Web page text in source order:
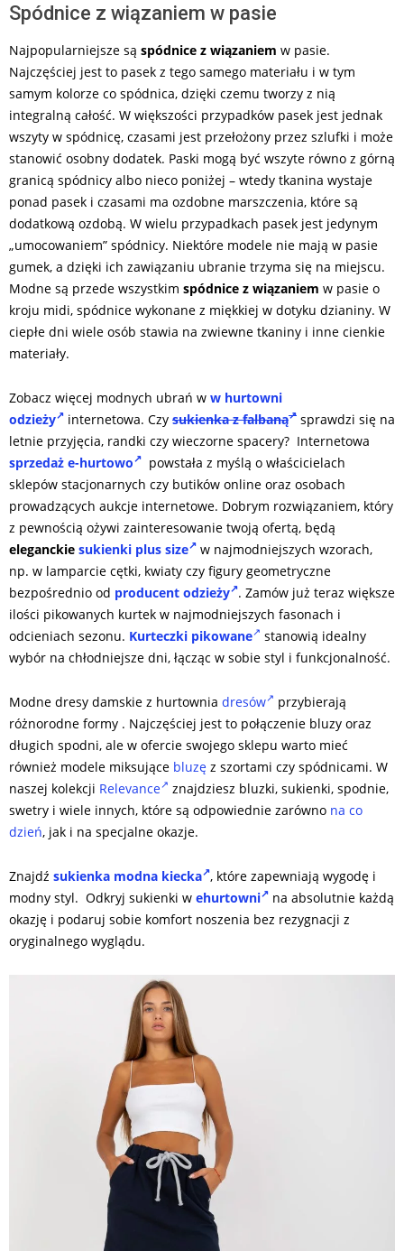
Spódnice z wiązaniem w pasie
Najpopularniejsze są spódnice z wiązaniem w pasie.
Najczęściej jest to pasek z tego samego materiału i w tym
samym kolorze co spódnica, dzięki czemu tworzy z nią
integralną całość. W większości przypadków pasek jest jednak
wszyty w spódnicę, czasami jest przełożony przez szlufki i może
stanowić osobny dodatek. Paski mogą być wszyte równo z górną
granicą spódnicy albo nieco poniżej – wtedy tkanina wystaje
ponad pasek i czasami ma ozdobne marszczenia, które są
dodatkową ozdobą. W wielu przypadkach pasek jest jedynym
„umocowaniem” spódnicy. Niektóre modele nie mają w pasie
gumek, a dzięki ich zawiązaniu ubranie trzyma się na miejscu.
Modne są przede wszystkim spódnice z wiązaniem w pasie o
kroju midi, spódnice wykonane z miękkiej w dotyku dzianiny. W
ciepłe dni wiele osób stawia na zwiewne tkaniny i inne cienkie
materiały.
Zobacz więcej modnych ubrań w w hurtowni
odzieży
internetowa. Czy sukienka z falbaną
sprawdzi się na
letnie przyjęcia, randki czy wieczorne spacery? Internetowa
sprzedaż e-hurtowo
powstała z myślą o właścicielach
sklepów stacjonarnych czy butików online oraz osobach
prowadzących aukcje internetowe. Dobrym rozwiązaniem, który
z pewnością ożywi zainteresowanie twoją ofertą, będą
eleganckie sukienki plus size
w najmodniejszych wzorach,
np. w lamparcie cętki, kwiaty czy figury geometryczne
bezpośrednio od producent odzieży . Zamów już teraz większe
ilości pikowanych kurtek w najmodniejszych fasonach i
odcieniach sezonu. Kurteczki pikowane
stanowią idealny
wybór na chłodniejsze dni, łącząc w sobie styl i funkcjonalność.
Modne dresy damskie z hurtownia dresów
przybierają
różnorodne formy . Najczęściej jest to połączenie bluzy oraz
długich spodni, ale w ofercie swojego sklepu warto mieć
również modele miksujące bluzę z szortami czy spódnicami. W
naszej kolekcji Relevance
znajdziesz bluzki, sukienki, spodnie,
swetry i wiele innych, które są odpowiednie zarówno na co
dzień, jak i na specjalne okazje.
Znajdź sukienka modna kiecka , które zapewniają wygodę i
modny styl. Odkryj sukienki w ehurtowni
na absolutnie każdą
okazję i podaruj sobie komfort noszenia bez rezygnacji z
oryginalnego wyglądu.